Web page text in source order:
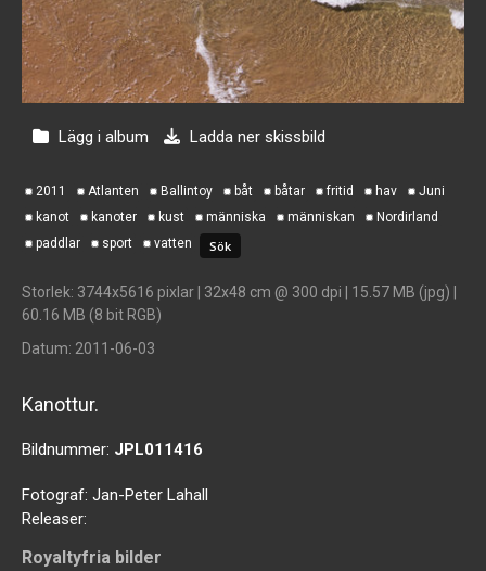
Lägg i album Ladda ner skissbild
2011 Atlanten Ballintoy båt båtar fritid hav
Juni
kanot
kanoter kust människa människan
Nordirland
paddlar
sport vatten
Storlek: 3744x5616 pixlar | 32x48 cm @ 300 dpi | 15.57 MB (jpg) |
60.16 MB (8 bit RGB)
Datum: 2011-06-03
Kanottur.
Bildnummer: JPL011416
Fotograf: Jan-Peter Lahall
Releaser:
Royaltyfria bilder